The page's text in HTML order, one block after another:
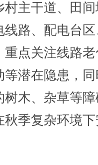
村主干道、田
路、配电台
重点关注线路
潜在隐患，
树木、杂草等
季复杂环境